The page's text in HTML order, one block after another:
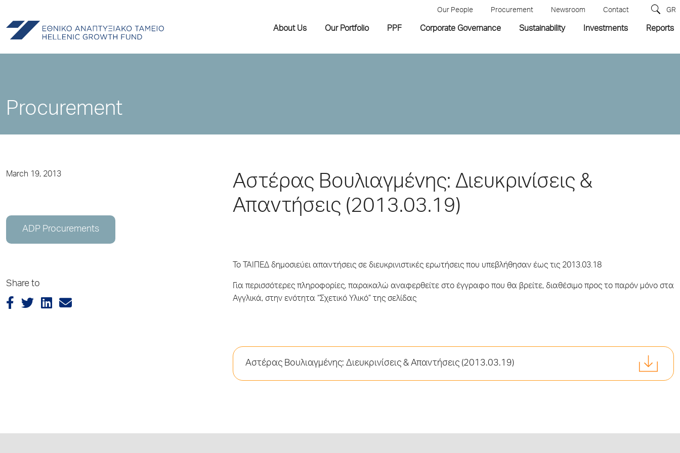
Our People Procurement Newsroom Contact GR
About Us Our Portfolio PPF Corporate Governance Sustainability Investments Reports
Procurement
March 19, 2013
ADP Procurements
Share to
Αστέρας Βουλιαγμένης: Διευκρινίσεις &
Απαντήσεις (2013.03.19)
Το ΤΑΙΠΕΔ δημοσιεύει απαντήσεις σε διευκρινιστικές ερωτήσεις που υπεβλήθησαν έως τις 2013.03.18
Για περισσότερες πληροφορίες, παρακαλώ αναφερθείτε στο έγγραφο που θα βρείτε, διαθέσιμο προς το παρόν μόνο στα
Αγγλικά, στην ενότητα “Σχετικό Υλικό” της σελίδας
Αστέρας Βουλιαγμένης: Διευκρινίσεις & Απαντήσεις (2013.03.19)